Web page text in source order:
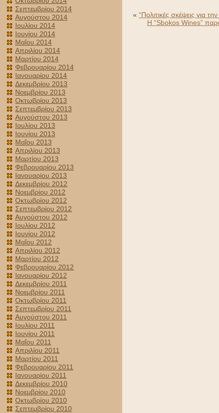
Σεπτεμβρίου 2014
Αυγούστου 2014
Ιουλίου 2014
Ιουνίου 2014
Μαΐου 2014
Απριλίου 2014
Μαρτίου 2014
Φεβρουαρίου 2014
Ιανουαρίου 2014
Δεκεμβρίου 2013
Νοεμβρίου 2013
Οκτωβρίου 2013
Σεπτεμβρίου 2013
Αυγούστου 2013
Ιουλίου 2013
Ιουνίου 2013
Μαΐου 2013
Απριλίου 2013
Μαρτίου 2013
Φεβρουαρίου 2013
Ιανουαρίου 2013
Δεκεμβρίου 2012
Νοεμβρίου 2012
Οκτωβρίου 2012
Σεπτεμβρίου 2012
Αυγούστου 2012
Ιουλίου 2012
Ιουνίου 2012
Μαΐου 2012
Απριλίου 2012
Μαρτίου 2012
Φεβρουαρίου 2012
Ιανουαρίου 2012
Δεκεμβρίου 2011
Νοεμβρίου 2011
Οκτωβρίου 2011
Σεπτεμβρίου 2011
Αυγούστου 2011
Ιουλίου 2011
Ιουνίου 2011
Μαΐου 2011
Απριλίου 2011
Μαρτίου 2011
Φεβρουαρίου 2011
Ιανουαρίου 2011
Δεκεμβρίου 2010
Νοεμβρίου 2010
Οκτωβρίου 2010
Σεπτεμβρίου 2010
« “Πολιτικές σκέψεις για
Η “Sbokos Wines”